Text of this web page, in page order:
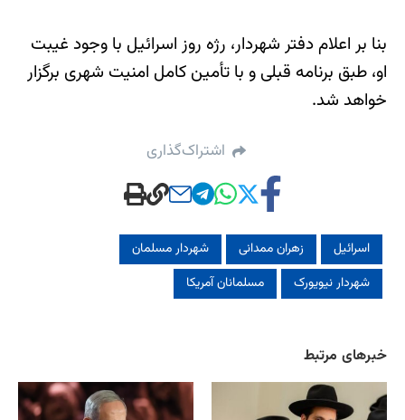
بنا بر اعلام دفتر شهردار، رژه روز اسرائیل با وجود غیبت
او، طبق برنامه قبلی و با تأمین کامل امنیت شهری برگزار
خواهد شد.
اشتراک‌گذاری
اسرائیل زهران ممدانی
شهردار مسلمان
شهردار نیویورک
مسلمانان آمریکا
خبرهای مرتبط